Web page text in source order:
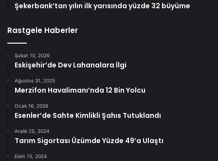
Şekerbank’tan yılın ilk yarısında yüzde 32 büyüme
Rastgele Haberler
Şubat 10, 2026
Eskişehir’de Dev Lahanalara İlgi
Ağustos 31, 2025
Merzifon Havalimanı’nda 12 Bin Yolcu
Ocak 16, 2026
Esenler’de Sahte Kimlikli Şahıs Tutuklandı
Aralık 25, 2024
Tarım Sigortası Üzümde Yüzde 49’a Ulaştı
Ekim 15, 2024